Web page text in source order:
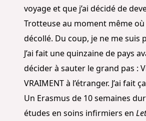
voyage et que j’ai décidé de
Trotteuse au moment même où
décollé. Du coup, je ne me suis
J’ai fait une quinzaine de pays
décider à sauter le grand pas :
VRAIMENT à l’étranger. J’ai fait
Un Erasmus de 10 semaines
études en soins infirmiers en